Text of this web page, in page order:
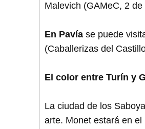
Malevich (GAMeC, 2
En Pavía se puede
(Caballerizas del
El color entre Turín y
La ciudad de los
arte. Monet estará en